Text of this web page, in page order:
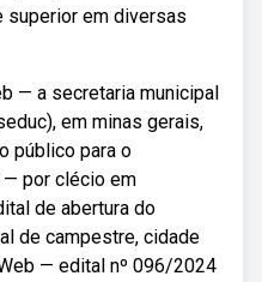
superior em diversas
— a secretaria municipal
em minas gerais,
público para o
— por clécio em
de abertura do
de campestre, cidade
— edital nº 096/2024